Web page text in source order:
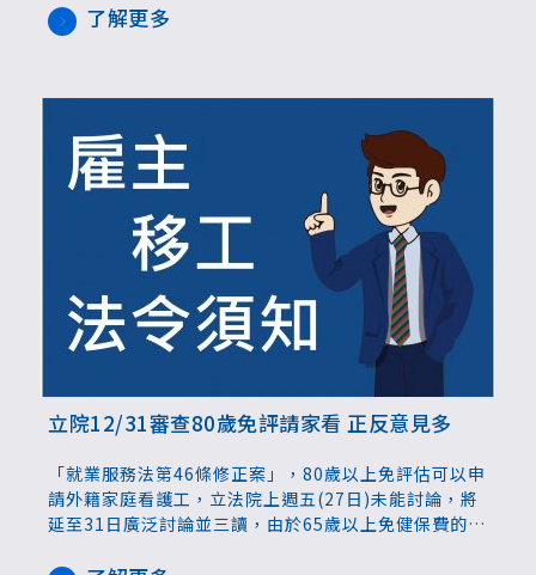
權益，並與來源母國討論增加人數、強化薪資在國際的
吸引力。
了解更多
立院12/31審查80歲免評請家看 正反意見多
「就業服務法第46條修正案」，80歲以上免評估可以申
請外籍家庭看護工，立法院上週五(27日)未能討論，將
延至31日廣泛討論並三讀，由於65歲以上免健保費的